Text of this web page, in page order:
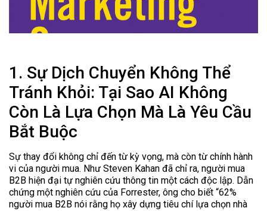
1. Sự Dịch Chuyển Không Thể
Tránh Khỏi: Tại Sao AI Không
Còn Là Lựa Chọn Mà Là Yêu Cầu
Bắt Buộc
Sự thay đổi không chỉ đến từ kỳ vọng, mà còn từ chính hành
vi của người mua. Như Steven Kahan đã chỉ ra, người mua
B2B hiện đại tự nghiên cứu thông tin một cách độc lập. Dẫn
chứng một nghiên cứu của Forrester, ông cho biết “62%
người mua B2B nói rằng họ xây dựng tiêu chí lựa chọn nhà